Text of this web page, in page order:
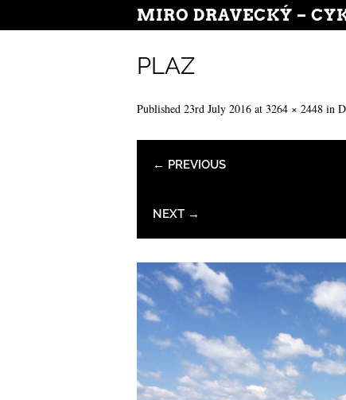
MIRO DRAVECKÝ –
PLAZ
Published 23rd July 2016 at 3264 × 2448 in
← PREVIOUS
NEXT →